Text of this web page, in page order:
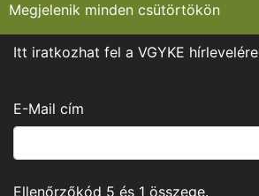
Megjelenik minden csütörtökön
Itt iratkozhat fel a VGYKE hírlevelére
E-Mail cím
Ellenőrzőkód 5 és 1 összege.